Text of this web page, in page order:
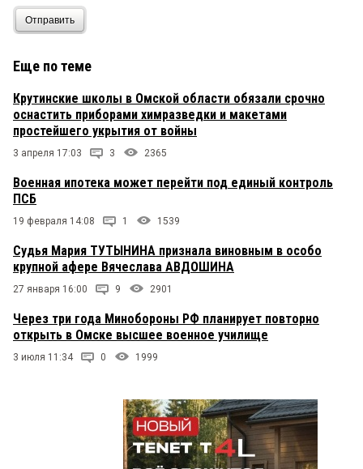
Отправить
Еще по теме
Крутинские школы в Омской области обязали срочно
оснастить приборами химразведки и макетами
простейшего укрытия от войны
3 апреля 17:03 3 2365
Военная ипотека может перейти под единый контроль
ПСБ
19 февраля 14:08 1 1539
Судья Мария ТУТЫНИНА признала виновным в особо
крупной афере Вячеслава АВДОШИНА
27 января 16:00 9 2901
Через три года Минобороны РФ планирует повторно
открыть в Омске высшее военное училище
3 июля 11:34 0 1999